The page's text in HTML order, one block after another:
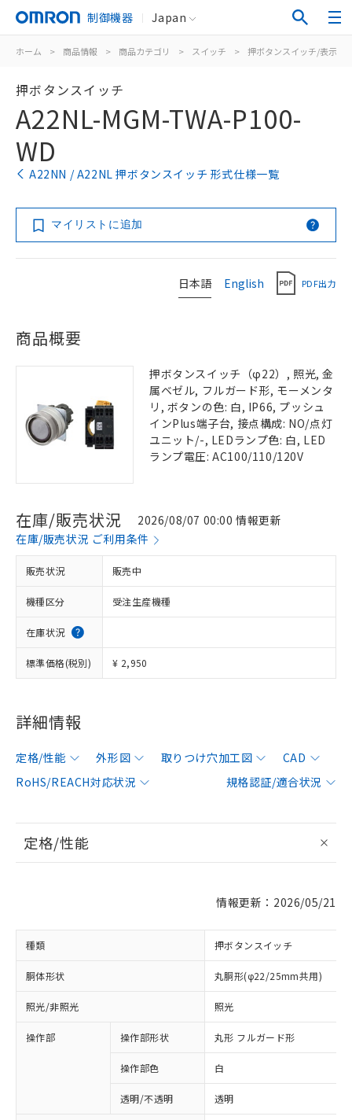
制御機器 Japan
ホーム > 商品情報 > 商品カテゴリ > スイッチ > 押ボタンスイッチ/表示灯
押ボタンスイッチ
A22NL-MGM-TWA-P100-
WD
A22NN / A22NL 押ボタンスイッチ 形式仕様一覧
マイリストに追加
日本語 English PDF出力
商品概要
押ボタンスイッチ（φ22）, 照光, 金
属ベゼル, フルガード形, モーメンタ
リ, ボタンの色: 白, IP66, プッシュ
インPlus端子台, 接点構成: NO/点灯
ユニット/-, LEDランプ色: 白, LED
ランプ電圧: AC100/110/120V
在庫/販売状況
2026/08/07 00:00 情報更新
在庫/販売状況 ご利用条件
販売状況 販売中
機種区分 受注生産機種
在庫状況
標準価格(税別) ¥ 2,950
詳細情報
定格/性能 外形図 取りつけ穴加工図
CAD
RoHS/REACH対応状況
規格認証/適合状況
定格/性能
情報更新：2026/05/21
種類 押ボタンスイッチ
胴体形状 丸胴形(φ22/25mm共用)
照光/非照光 照光
操作部 操作部形状 丸形 フルガード形
操作部色 白
透明/不透明 透明